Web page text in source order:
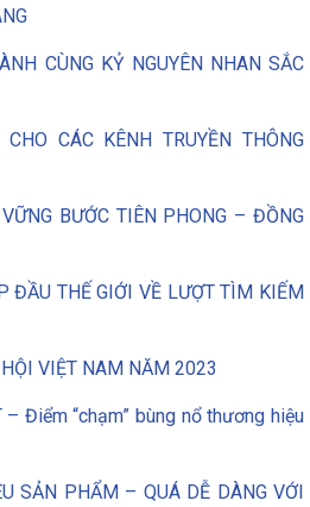
CÙNG KỶ NGUYÊN NHAN SẮC
CÁC KÊNH TRUYỀN THÔNG
BƯỚC TIÊN PHONG – ĐỒNG
ĐẦU THẾ GIỚI VỀ LƯỢT TÌM KIẾM
VIỆT NAM NĂM 2023
Điểm “chạm” bùng nổ thương hiệu
SẢN PHẨM – QUÁ DỄ DÀNG VỚI